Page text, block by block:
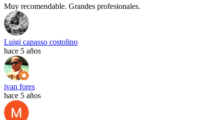
Muy recomendable. Grandes profesionales.
Luigi capasso costolino
hace 5 años
ivan fores
hace 5 años